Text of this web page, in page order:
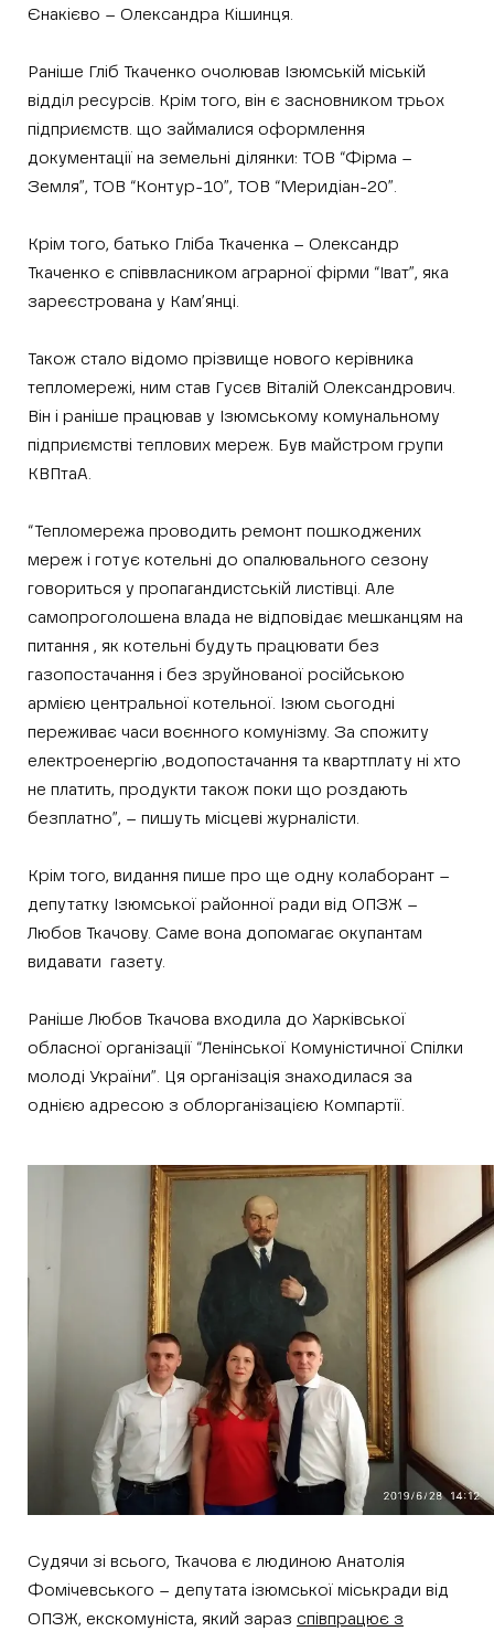
Єнакієво – Олександра Кішинця.
Раніше Гліб Ткаченко очолював Ізюмській міській
відділ ресурсів. Крім того, він є засновником трьох
підприємств. що займалися оформлення
документації на земельні ділянки: ТОВ “Фірма –
Земля”, ТОВ “Контур-10”, ТОВ “Меридіан-20”.
Крім того, батько Гліба Ткаченка – Олександр
Ткаченко є співвласником аграрної фірми “Іват”, яка
зареєстрована у Кам’янці.
Також стало відомо прізвище нового керівника
тепломережі, ним став Гусєв Віталій Олександрович.
Він і раніше працював у Ізюмському комунальному
підприємстві теплових мереж. Був майстром групи
КВПтаА.
“Тепломережа проводить ремонт пошкоджених
мереж і готує котельні до опалювального сезону
говориться у пропагандистській листівці. Але
самопроголошена влада не відповідає мешканцям на
питання , як котельні будуть працювати без
газопостачання і без зруйнованої російською
армією центральної котельної. Ізюм сьогодні
переживає часи воєнного комунізму. За спожиту
електроенергію ,водопостачання та квартплату ні хто
не платить, продукти також поки що роздають
безплатно”, – пишуть місцеві журналісти.
Крім того, видання пише про ще одну колаборант –
депутатку Ізюмської районної ради від ОПЗЖ –
Любов Ткачову. Саме вона допомагає окупантам
видавати газету.
Раніше Любов Ткачова входила до Харківської
обласної організації “Ленінської Комуністичної Спілки
молоді України”. Ця організація знаходилася за
однією адресою з облорганізацією Компартії.
Судячи зі всього, Ткачова є людиною Анатолія
Фомічевського – депутата ізюмської міськради від
ОПЗЖ, екскомуніста, який зараз співпрацює з